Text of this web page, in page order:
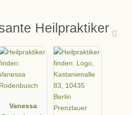
Heilpraktiker
Vanessa